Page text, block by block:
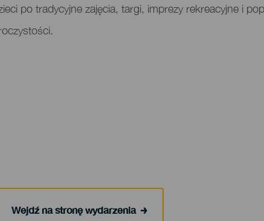
po tradycyjne zajęcia, targi, imprezy rekreacyjne i
Wejdź na stronę wydarzenia